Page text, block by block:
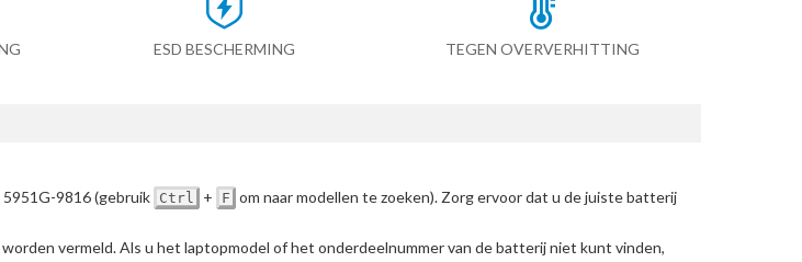
ESD BESCHERMING TEGEN OVERVERHITTING
5951G-9816(gebruik Ctrl + F om naar modellen te zoeken). Zorg ervoor dat u de juiste batterij
vermeld. Als u het laptopmodel of het onderdeelnummer van de batterij niet kunt vinden,